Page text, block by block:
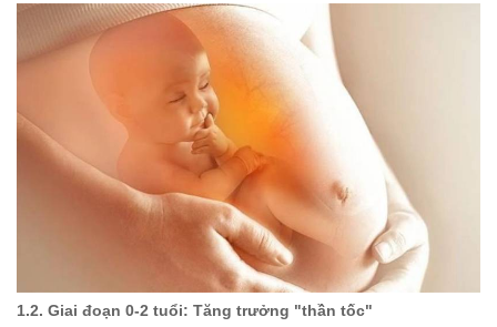
1.2. Giai đoạn 0-2 tuổi: Tăng trưởng "thần tốc"